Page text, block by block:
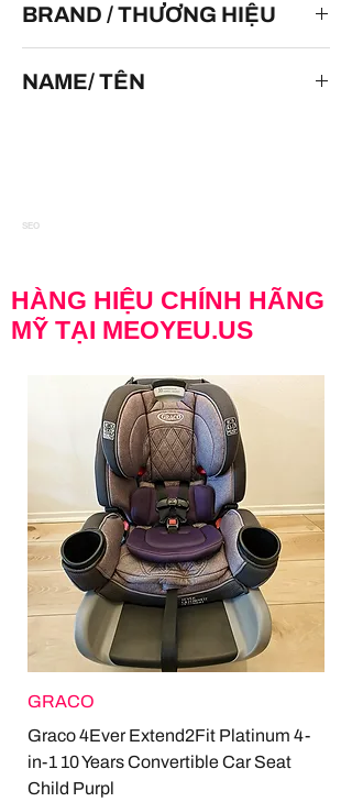
BRAND / THƯƠNG HIỆU
NAME/ TÊN
SEO
HÀNG HIỆU CHÍNH HÃNG
MỸ TẠI MEOYEU.US
GRACO
Graco 4Ever Extend2Fit Platinum 4-
in-1 10 Years Convertible Car Seat
Child Purpl